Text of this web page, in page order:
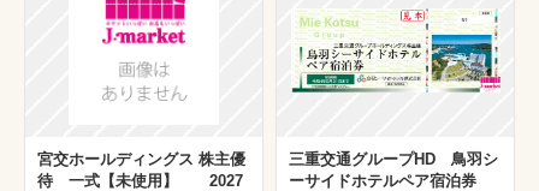
宮交ホールディングス 株主優
待 一式【未使用】 2027
三重交通グループHD 鳥羽シ
ーサイドホテルペア宿泊券